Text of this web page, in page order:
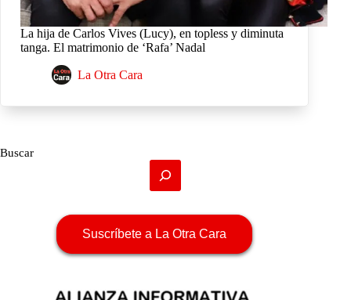
La hija de Carlos Vives (Lucy), en topless y diminuta
tanga. El matrimonio de ‘Rafa’ Nadal
La Otra Cara
Buscar
Suscríbete a La Otra Cara